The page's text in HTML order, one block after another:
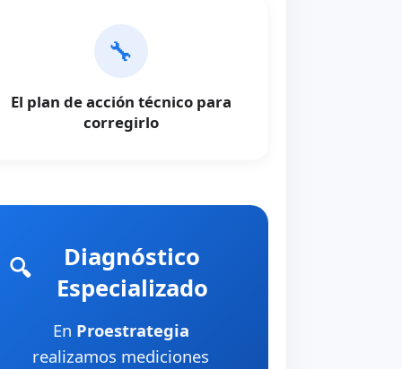
🔧
El plan de acción técnico para
corregirlo
🔍
Diagnóstico
Especializado
En Proestrategia
realizamos mediciones